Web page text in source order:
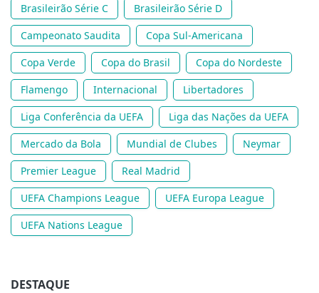
Brasileirão Série C
Brasileirão Série D
Campeonato Saudita
Copa Sul-Americana
Copa Verde
Copa do Brasil
Copa do Nordeste
Flamengo
Internacional
Libertadores
Liga Conferência da UEFA
Liga das Nações da UEFA
Mercado da Bola
Mundial de Clubes
Neymar
Premier League
Real Madrid
UEFA Champions League
UEFA Europa League
UEFA Nations League
DESTAQUE